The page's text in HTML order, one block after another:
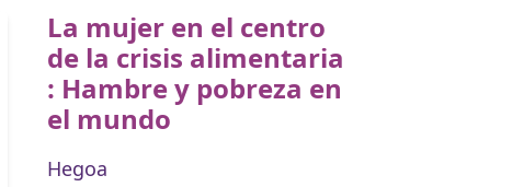
La mujer en el centro
de la crisis alimentaria
: Hambre y pobreza en
el mundo
Hegoa